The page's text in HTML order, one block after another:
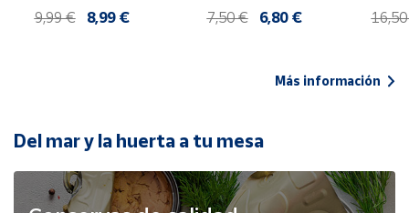
Bono
Cultural
de Correos
Market
Productos
9,99 € 8,99 € 7,50 € 6,80 €
Más información
Del mar y la huerta a tu mesa